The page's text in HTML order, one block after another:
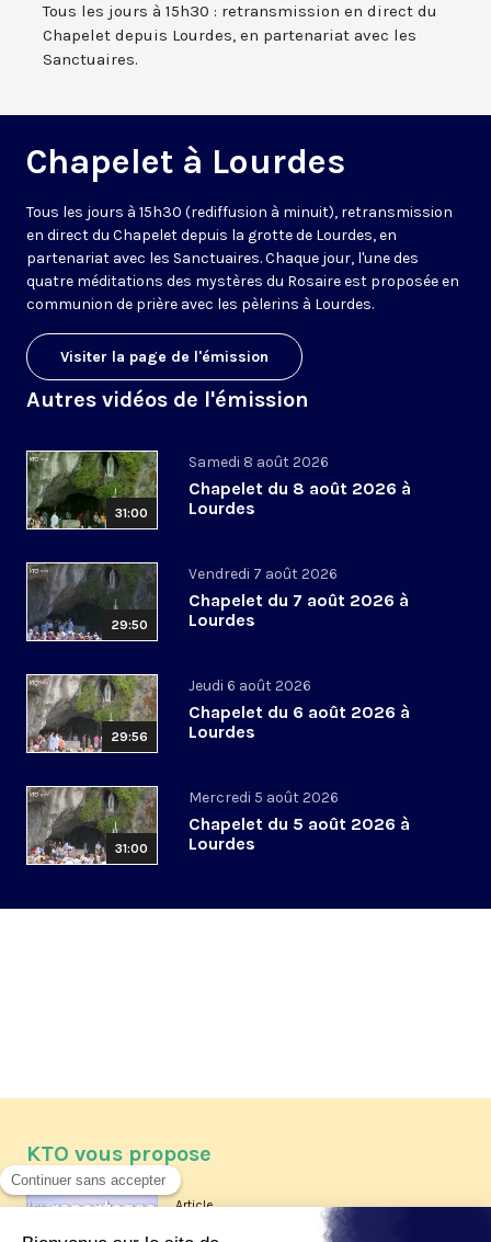
Tous les jours à 15h30 : retransmission en direct du
Chapelet depuis Lourdes, en partenariat avec les
Sanctuaires.
Chapelet à Lourdes
Tous les jours à 15h30 (rediffusion à minuit), retransmission
en direct du Chapelet depuis la grotte de Lourdes, en
partenariat avec les Sanctuaires. Chaque jour, l'une des
quatre méditations des mystères du Rosaire est proposée en
communion de prière avec les pèlerins à Lourdes.
Visiter la page de l'émission
Autres vidéos de l'émission
31:00
Samedi 8 août 2026
Chapelet du 8 août 2026 à
Lourdes
29:50
Vendredi 7 août 2026
Chapelet du 7 août 2026 à
Lourdes
29:56
Jeudi 6 août 2026
Chapelet du 6 août 2026 à
Lourdes
31:00
Mercredi 5 août 2026
Chapelet du 5 août 2026 à
Lourdes
KTO vous propose
Article
Les reportages d'été 2026 de KTO